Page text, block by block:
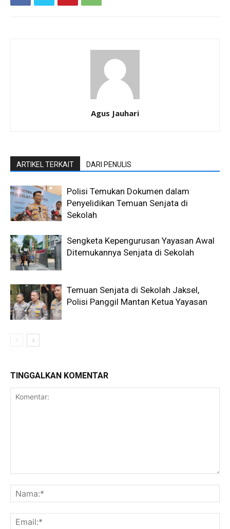
Agus Jauhari
ARTIKEL TERKAIT DARI PENULIS
Polisi Temukan Dokumen dalam
Penyelidikan Temuan Senjata di
Sekolah
Sengketa Kepengurusan Yayasan Awal
Ditemukannya Senjata di Sekolah
Temuan Senjata di Sekolah Jaksel,
Polisi Panggil Mantan Ketua Yayasan
TINGGALKAN KOMENTAR